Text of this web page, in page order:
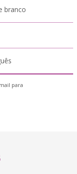
branco
para